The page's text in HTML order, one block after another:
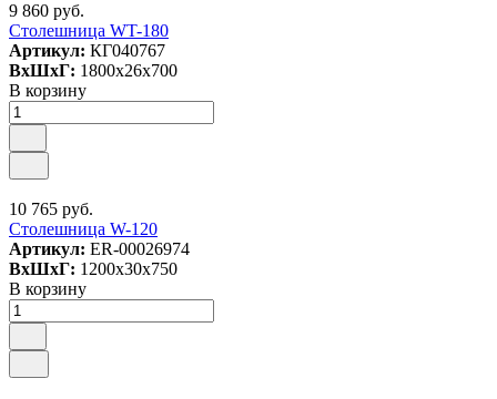
9 860 руб.
Столешница WT-180
Артикул: КГ040767
ВxШxГ: 1800x26x700
В корзину
10 765 руб.
Столешница W-120
Артикул: ER-00026974
ВxШxГ: 1200x30x750
В корзину